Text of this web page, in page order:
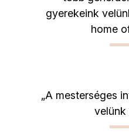
gyerekeink
home
„A mesterséges
velünk